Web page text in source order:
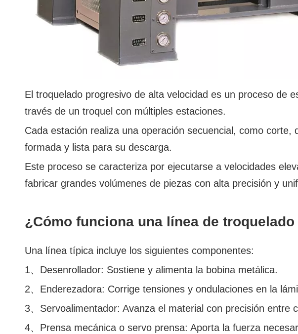
El troquelado progresivo de alta velocidad es un proceso de
través de un troquel con múltiples estaciones.
Cada estación realiza una operación secuencial, como
formada y lista para su descarga.
Este proceso se caracteriza por ejecutarse a velocidades
fabricar grandes volúmenes de piezas con alta precisión y
¿Cómo funciona una línea de
Una línea típica incluye los siguientes componentes:
1、Desenrollador: Sostiene y alimenta la bobina metálica.
2、Enderezadora: Corrige tensiones y ondulaciones en la
3、Servoalimentador: Avanza el material con precisión entre
4、Prensa mecánica o servo prensa: Aporta la fuerza